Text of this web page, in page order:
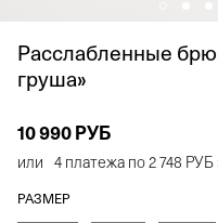
Расслабленные
груша»
10 990 РУБ
или 4 платежа по 2 748 РУБ
РАЗМЕР